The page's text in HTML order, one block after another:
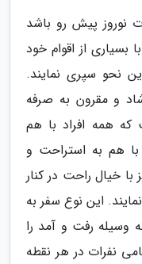
نوروز پیش رو باشد
بسیاری از اقوام خود
نحو سپری نمایند.
و مقرون به صرفه
همه افراد با هم
با هم به استراحت و
خیال راحت در کنار
این نوع سفر به
وسیله رفت و آمد را
نفرات در هر نقطه